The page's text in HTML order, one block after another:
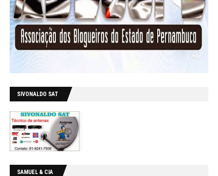
SIVONALDO SAT
SAMUEL & CIA